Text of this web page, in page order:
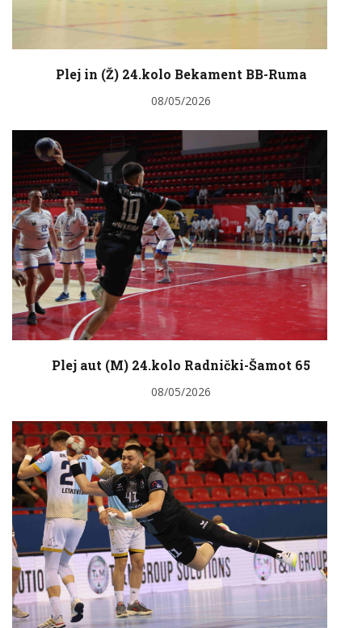
Plej in (Ž) 24.kolo Bekament BB-Ruma
08/05/2026
Plej aut (M) 24.kolo Radnički-Šamot 65
08/05/2026